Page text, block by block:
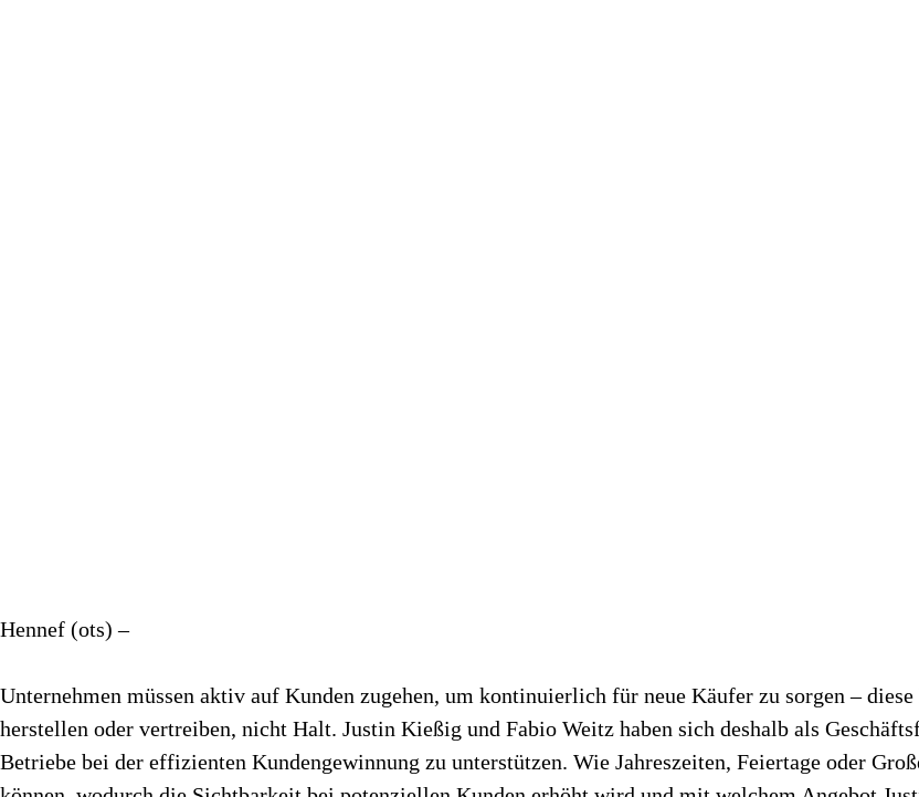
Hennef (ots) –
Unternehmen müssen aktiv auf Kunden zugehen, um kontinuierlich für neue Käufer zu sorgen –
herstellen oder vertreiben, nicht Halt. Justin Kießig und Fabio Weitz haben sich deshalb als
Betriebe bei der effizienten Kundengewinnung zu unterstützen. Wie Jahreszeiten, Feiertage oder